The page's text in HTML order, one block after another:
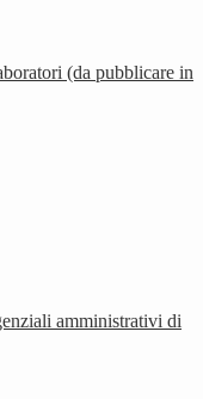
(da pubblicare in
amministrativi di